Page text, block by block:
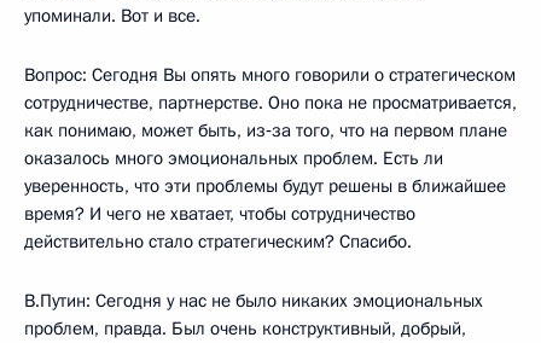
упоминали. Вот и все.
Вопрос: Сегодня Вы опять много говорили о стратегическом
сотрудничестве, партнерстве. Оно пока не просматривается,
как понимаю, может быть, из‑за того, что на первом плане
оказалось много эмоциональных проблем. Есть ли
уверенность, что эти проблемы будут решены в ближайшее
время? И чего не хватает, чтобы сотрудничество
действительно стало стратегическим? Спасибо.
В.Путин: Сегодня у нас не было никаких эмоциональных
проблем, правда. Был очень конструктивный, добрый,